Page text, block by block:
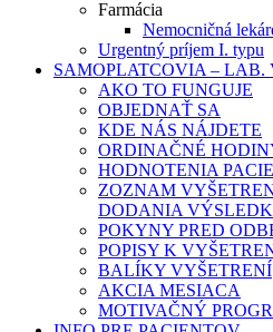
Farmácia
Nemocničná
Urgentný príjem I. typu
SAMOPLATCOVIA – LAB.
AKO TO FUNGUJE
OBJEDNAŤ SA
KDE NÁS NÁJDETE
ORDINAČNÉ
HODNOTENIA
ZOZNAM
DODANIA
POKYNY PRED
POPISY K
BALÍKY VYŠETRENÍ
AKCIA MESIACA
MOTIVAČNÝ